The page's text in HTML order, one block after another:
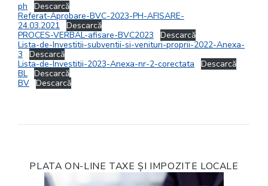
ph
Descarcă
Referat-Aprobare-BVC-2023-PH-AFISARE-
24.03.2021
Descarcă
PROCES-VERBAL-afisare-BVC2023
Descarcă
Lista-de-Investitii-subventii-si-venituri-proprii-2022-Anexa-
3
Descarcă
Lista-de-Investitii-2023-Anexa-nr-2-corectata
Descarcă
BL Descarcă
BV Descarcă
PLATA ON-LINE TAXE ȘI IMPOZITE LOCALE